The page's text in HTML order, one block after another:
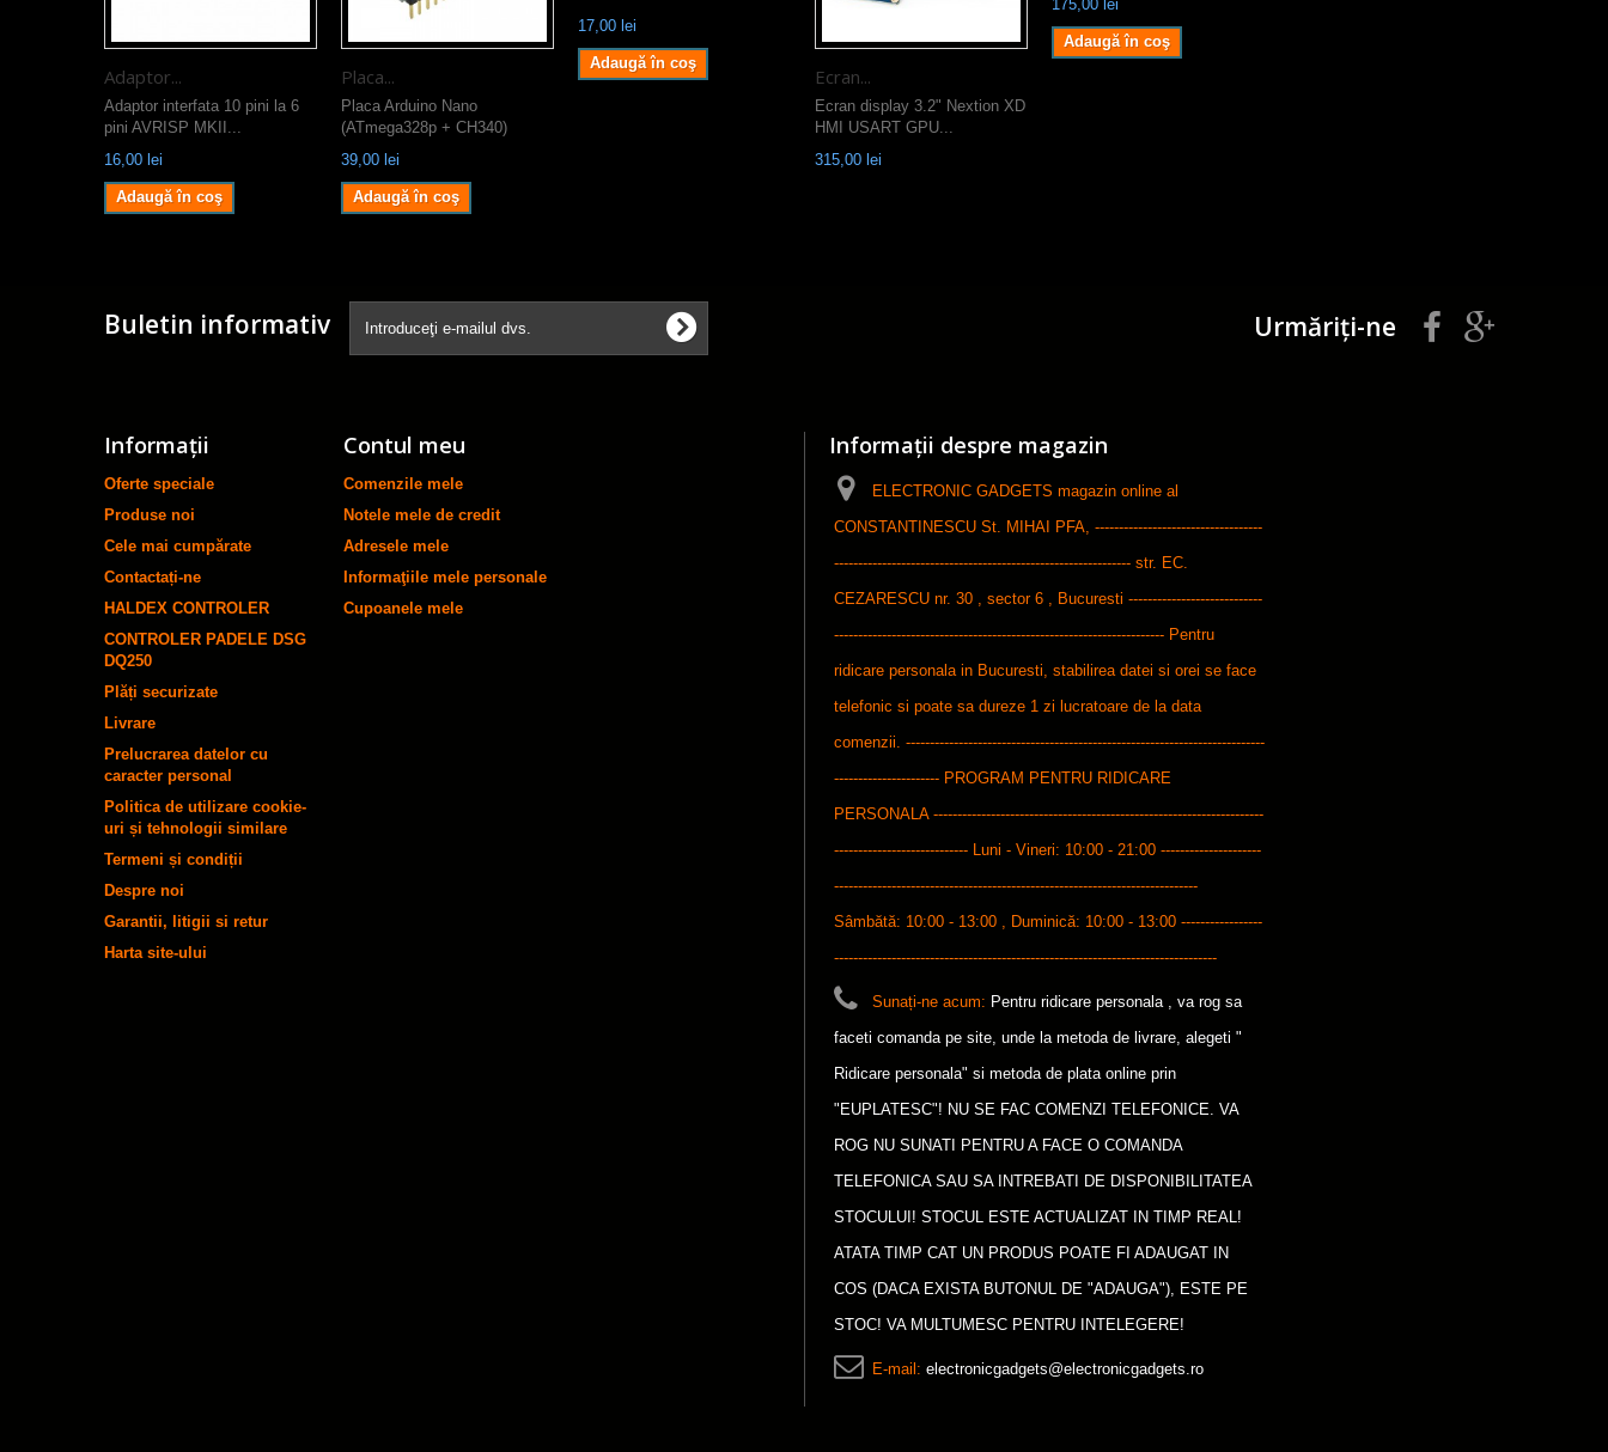
Adaptor...
Adaptor interfata 10 pini la 6
pini AVRISP MKII...
16,00 lei
Adaugă în coş
Placa...
Placa Arduino Nano
(ATmega328p + CH340)
39,00 lei
Adaugă în coş
17,00 lei
Adaugă în coş
Ecran...
Ecran display 3.2" Nextion XD
HMI USART GPU...
315,00 lei
175,00 lei
Adaugă în coş
Buletin informativ Urmăriți-ne
Informaţii
Oferte speciale
Produse noi
Cele mai cumpărate
Contactați-ne
HALDEX CONTROLER
CONTROLER PADELE DSG
DQ250
Plăți securizate
Livrare
Prelucrarea datelor cu
caracter personal
Politica de utilizare cookie-
uri și tehnologii similare
Termeni și condiții
Despre noi
Garantii, litigii si retur
Harta site-ului
Contul meu
Comenzile mele
Notele mele de credit
Adresele mele
Informaţiile mele personale
Cupoanele mele
Informații despre magazin
ELECTRONIC GADGETS magazin online al
CONSTANTINESCU St. MIHAI PFA, -----------------------------------
-------------------------------------------------------------- str. EC.
CEZARESCU nr. 30 , sector 6 , Bucuresti ----------------------------
--------------------------------------------------------------------- Pentru
ridicare personala in Bucuresti, stabilirea datei si orei se face
telefonic si poate sa dureze 1 zi lucratoare de la data
comenzii. ---------------------------------------------------------------------------
---------------------- PROGRAM PENTRU RIDICARE
PERSONALA ---------------------------------------------------------------------
---------------------------- Luni - Vineri: 10:00 - 21:00 ---------------------
----------------------------------------------------------------------------
Sâmbătă: 10:00 - 13:00 , Duminică: 10:00 - 13:00 -----------------
--------------------------------------------------------------------------------
Sunați-ne acum: Pentru ridicare personala , va rog sa
faceti comanda pe site, unde la metoda de livrare, alegeti "
Ridicare personala" si metoda de plata online prin
"EUPLATESC"! NU SE FAC COMENZI TELEFONICE. VA
ROG NU SUNATI PENTRU A FACE O COMANDA
TELEFONICA SAU SA INTREBATI DE DISPONIBILITATEA
STOCULUI! STOCUL ESTE ACTUALIZAT IN TIMP REAL!
ATATA TIMP CAT UN PRODUS POATE FI ADAUGAT IN
COS (DACA EXISTA BUTONUL DE "ADAUGA"), ESTE PE
STOC! VA MULTUMESC PENTRU INTELEGERE!
E-mail: electronicgadgets@electronicgadgets.ro